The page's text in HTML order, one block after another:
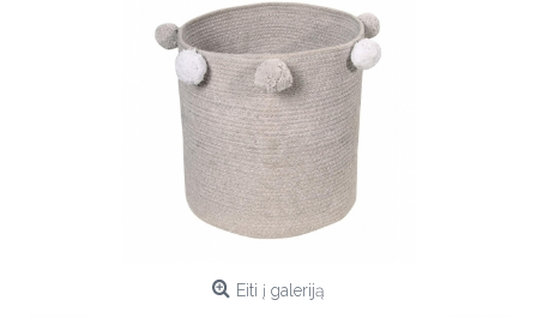
Eiti į galeriją